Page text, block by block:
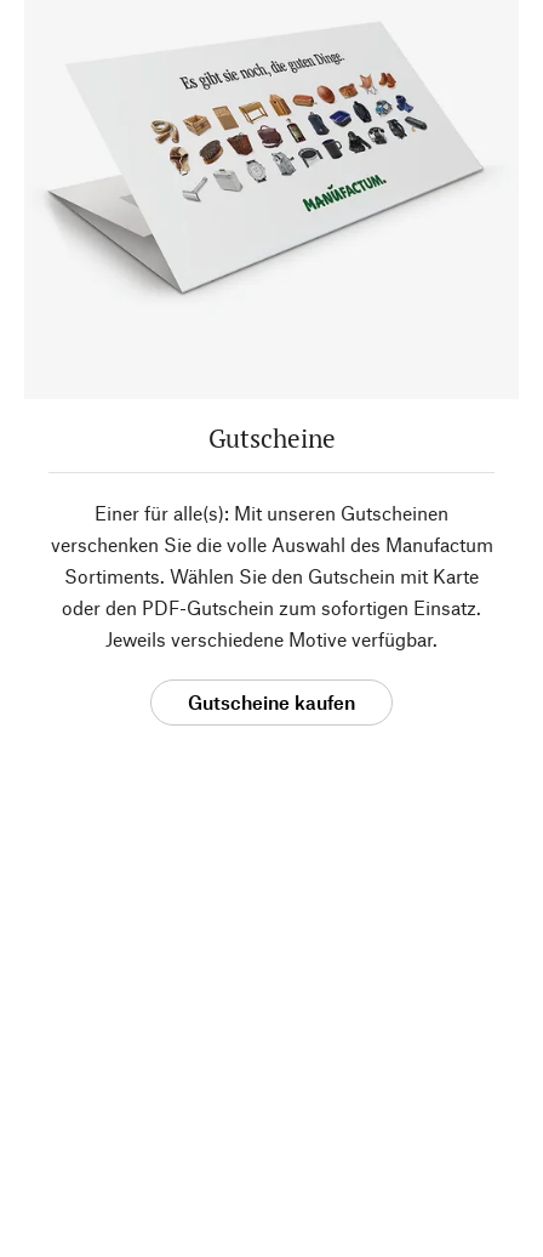
Gutscheine
Einer für alle(s): Mit unseren Gutscheinen
verschenken Sie die volle Auswahl des Manufactum
Sortiments. Wählen Sie den Gutschein mit Karte
oder den PDF-Gutschein zum sofortigen Einsatz.
Jeweils verschiedene Motive verfügbar.
Gutscheine kaufen